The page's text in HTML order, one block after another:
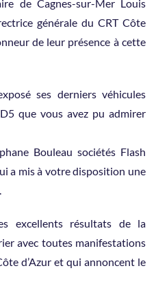
de Cagnes-sur-Mer Louis
générale du CRT Côte
de leur présence à cette
ses derniers véhicules
que vous avez pu admirer
Bouleau sociétés Flash
a mis à votre disposition une
excellents résultats de la
avec toutes manifestations
d’Azur et qui annoncent le